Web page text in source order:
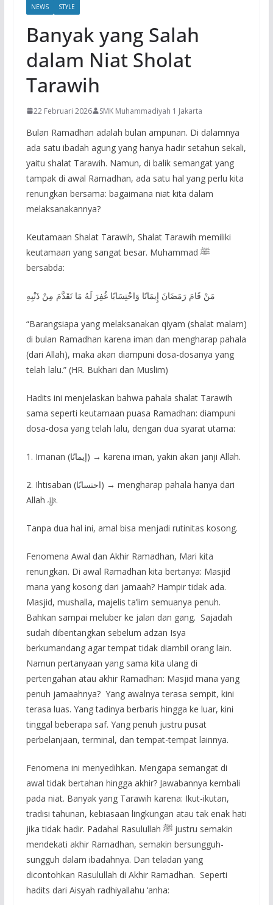
NEWS STYLE
Banyak yang Salah
dalam Niat Sholat
Tarawih
22 Februari 2026 SMK Muhammadiyah 1 Jakarta
Bulan Ramadhan adalah bulan ampunan. Di dalamnya
ada satu ibadah agung yang hanya hadir setahun sekali,
yaitu shalat Tarawih. Namun, di balik semangat yang
tampak di awal Ramadhan, ada satu hal yang perlu kita
renungkan bersama: bagaimana niat kita dalam
melaksanakannya?
Keutamaan Shalat Tarawih, Shalat Tarawih memiliki
keutamaan yang sangat besar. Muhammad ﷺ
bersabda:
مَنْ قَامَ رَمَضَانَ إِيمَانًا وَاحْتِسَابًا غُفِرَ لَهُ مَا تَقَدَّمَ مِنْ ذَنْبِهِ
“Barangsiapa yang melaksanakan qiyam (shalat malam)
di bulan Ramadhan karena iman dan mengharap pahala
(dari Allah), maka akan diampuni dosa-dosanya yang
telah lalu.” (HR. Bukhari dan Muslim)
Hadits ini menjelaskan bahwa pahala shalat Tarawih
sama seperti keutamaan puasa Ramadhan: diampuni
dosa-dosa yang telah lalu, dengan dua syarat utama:
1. Imanan (إيمانًا) → karena iman, yakin akan janji Allah.
2. Ihtisaban (احتسابًا) → mengharap pahala hanya dari
Allah ﷻ.
Tanpa dua hal ini, amal bisa menjadi rutinitas kosong.
Fenomena Awal dan Akhir Ramadhan, Mari kita
renungkan. Di awal Ramadhan kita bertanya: Masjid
mana yang kosong dari jamaah? Hampir tidak ada.
Masjid, mushalla, majelis ta’lim semuanya penuh.
Bahkan sampai meluber ke jalan dan gang. Sajadah
sudah dibentangkan sebelum adzan Isya
berkumandang agar tempat tidak diambil orang lain.
Namun pertanyaan yang sama kita ulang di
pertengahan atau akhir Ramadhan: Masjid mana yang
penuh jamaahnya? Yang awalnya terasa sempit, kini
terasa luas. Yang tadinya berbaris hingga ke luar, kini
tinggal beberapa saf. Yang penuh justru pusat
perbelanjaan, terminal, dan tempat-tempat lainnya.
Fenomena ini menyedihkan. Mengapa semangat di
awal tidak bertahan hingga akhir? Jawabannya kembali
pada niat. Banyak yang Tarawih karena: Ikut-ikutan,
tradisi tahunan, kebiasaan lingkungan atau tak enak hati
jika tidak hadir. Padahal Rasulullah ﷺ justru semakin
mendekati akhir Ramadhan, semakin bersungguh-
sungguh dalam ibadahnya. Dan teladan yang
dicontohkan Rasulullah di Akhir Ramadhan. Seperti
hadits dari Aisyah radhiyallahu ‘anha: